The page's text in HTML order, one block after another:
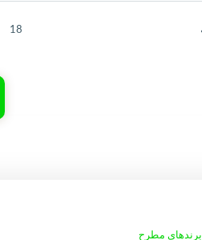
18
برندهای مطرح